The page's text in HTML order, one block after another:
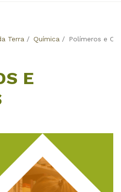
Terra / Química / Polímeros e
E